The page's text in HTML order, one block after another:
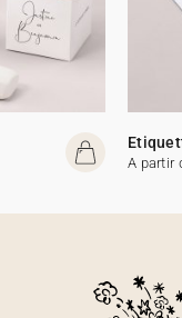
A partir